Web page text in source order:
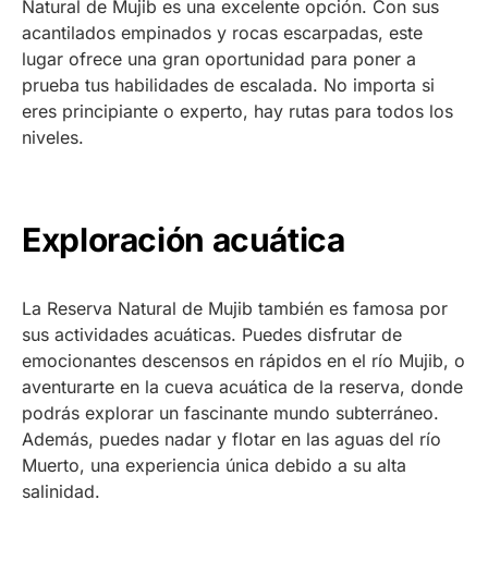
Natural de Mujib es una excelente opción. Con sus
acantilados empinados y rocas escarpadas, este
lugar ofrece una gran oportunidad para poner a
prueba tus habilidades de escalada. No importa si
eres principiante o experto, hay rutas para todos los
niveles.
Exploración acuática
La Reserva Natural de Mujib también es famosa por
sus actividades acuáticas. Puedes disfrutar de
emocionantes descensos en rápidos en el río Mujib, o
aventurarte en la cueva acuática de la reserva, donde
podrás explorar un fascinante mundo subterráneo.
Además, puedes nadar y flotar en las aguas del río
Muerto, una experiencia única debido a su alta
salinidad.